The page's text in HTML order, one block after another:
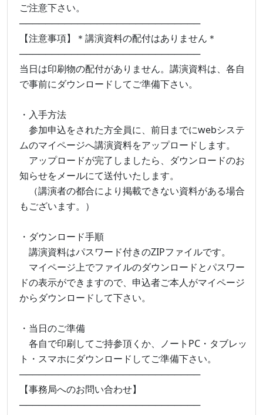
ご注意下さい。
────────────────────────────
【注意事項】＊講演資料の配付はありません＊
────────────────────────────
当日は印刷物の配付がありません。講演資料は、各自
で事前にダウンロードしてご準備下さい。
・入手方法
参加申込をされた方全員に、前日までにwebシステ
ムのマイページへ講演資料をアップロードします。
アップロードが完了しましたら、ダウンロードのお
知らせをメールにて送付いたします。
（講演者の都合により掲載できない資料がある場合
もございます。）
・ダウンロード手順
講演資料はパスワード付きのZIPファイルです。
マイページ上でファイルのダウンロードとパスワー
ドの表示ができますので、申込者ご本人がマイページ
からダウンロードして下さい。
・当日のご準備
各自で印刷してご持参頂くか、ノートPC・タブレッ
ト・スマホにダウンロードしてご準備下さい。
────────────────────────────
【事務局へのお問い合わせ】
────────────────────────────